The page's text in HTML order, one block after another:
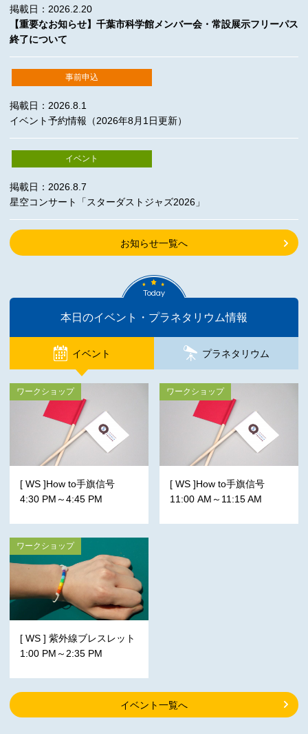
掲載日：2026.2.20
【重要なお知らせ】千葉市科学館メンバー会・常設展示フリーパス
終了について
事前申込
掲載日：2026.8.1
イベント予約情報（2026年8月1日更新）
イベント
掲載日：2026.8.7
星空コンサート「スターダストジャズ2026」
お知らせ一覧へ
Today
本日のイベント・プラネタリウム情報
イベント プラネタリウム
ワークショップ
[ WS ]How to手旗信号
4:30 PM～4:45 PM
ワークショップ
[ WS ]How to手旗信号
11:00 AM～11:15 AM
ワークショップ
[ WS ] 紫外線ブレスレット
1:00 PM～2:35 PM
イベント一覧へ